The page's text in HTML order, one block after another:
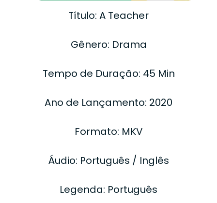
Título: A Teacher
Gênero: Drama
Tempo de Duração: 45 Min
Ano de Lançamento: 2020
Formato: MKV
Áudio: Português / Inglês
Legenda: Português